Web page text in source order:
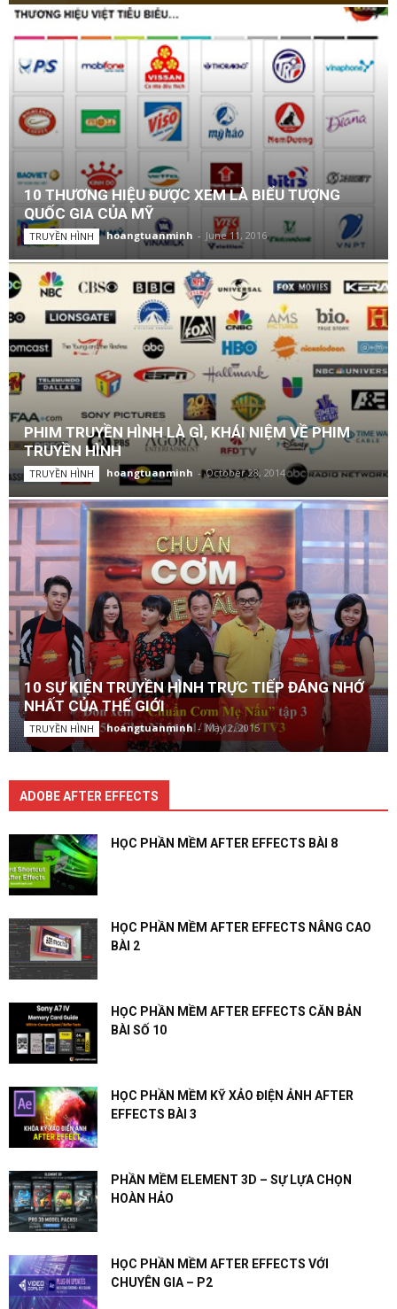
10 THƯƠNG HIỆU ĐƯỢC XEM LÀ BIỂU TƯỢNG
QUỐC GIA CỦA MỸ
TRUYỀN HÌNH hoangtuanminh - June 11, 2016
PHIM TRUYỀN HÌNH LÀ GÌ, KHÁI NIỆM VỀ PHIM
TRUYỀN HÌNH
TRUYỀN HÌNH hoangtuanminh - October 28, 2014
10 SỰ KIỆN TRUYỀN HÌNH TRỰC TIẾP ĐÁNG NHỚ
NHẤT CỦA THẾ GIỚI
TRUYỀN HÌNH hoangtuanminh - May 2, 2015
ADOBE AFTER EFFECTS
HỌC PHẦN MỀM AFTER EFFECTS BÀI 8
HỌC PHẦN MỀM AFTER EFFECTS NÂNG CAO
BÀI 2
HỌC PHẦN MỀM AFTER EFFECTS CĂN BẢN
BÀI SỐ 10
HỌC PHẦN MỀM KỸ XẢO ĐIỆN ẢNH AFTER
EFFECTS BÀI 3
PHẦN MỀM ELEMENT 3D – SỰ LỰA CHỌN
HOÀN HẢO
HỌC PHẦN MỀM AFTER EFFECTS VỚI
CHUYÊN GIA – P2